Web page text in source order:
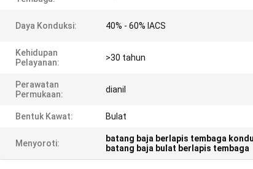
Daya Konduksi: 40% - 60% IACS
Kehidupan
Pelayanan:
>30 tahun
Perawatan
Permukaan:
dianil
Bentuk Kawat: Bulat
Menyoroti: batang baja berlapis tembaga
batang baja bulat berlapis tembaga